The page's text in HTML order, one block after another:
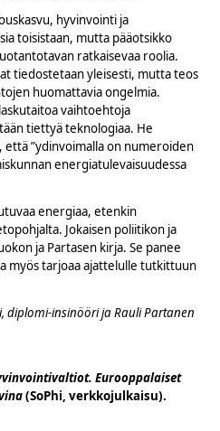
hyvinvointi ja
toisistaan, mutta pääotsikko
ratkaisevaa roolia.
tiedostetaan yleisesti, mutta teos
huomattavia ongelmia.
vaihtoehtoja
tiettyä teknologiaa. He
”ydinvoimalla on numeroiden
energiatulevaisuudessa
energiaa, etenkin
Jokaisen poliitikon ja
ja Partasen kirja. Se panee
myös tarjoaa ajattelulle tutkittuun
diplomi-insinööri ja Rauli Partanen
Eurooppalaiset
(SoPhi, verkkojulkaisu).